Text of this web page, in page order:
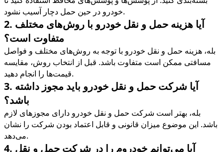
خودرو در حین حمل دچار آسیب نشود.
2. آیا هزینه حمل و نقل خودرو با روش‌های مختلف
متفاوت است؟
بله، هزینه حمل و نقل خودرو با توجه به روش‌های مختلف و فواصل
مسافتی ممکن است متفاوت باشد. قبل از انتخاب روش، مقایسه
قیمت‌ها را انجام دهید.
3. آیا شرکت حمل و نقل خودرو باید مجوز داشته
باشد؟
بله، بهتر است شرکت حمل و نقل خودرو دارای مجوزهای لازم
باشد. این موضوع میزان قانونی و قابل اعتماد بودن شرکت را نشان
می‌دهد.
4. آیا می‌توانم خودروم را در شرکت حمل و نقل